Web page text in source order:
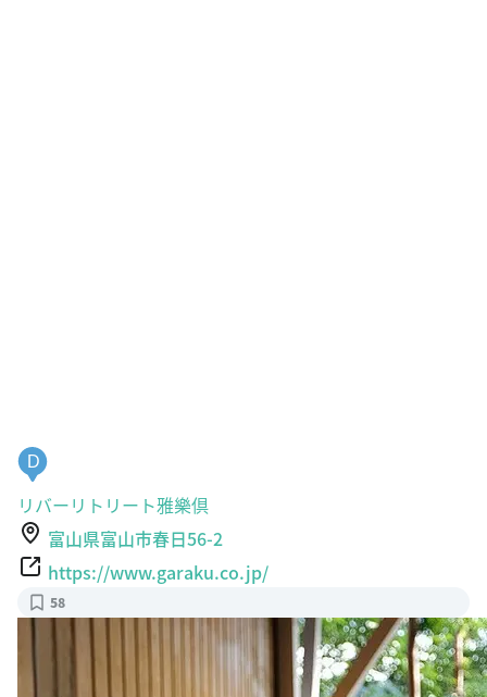
D
リバーリトリート雅樂倶
富山県富山市春日56-2
https://www.garaku.co.jp/
58